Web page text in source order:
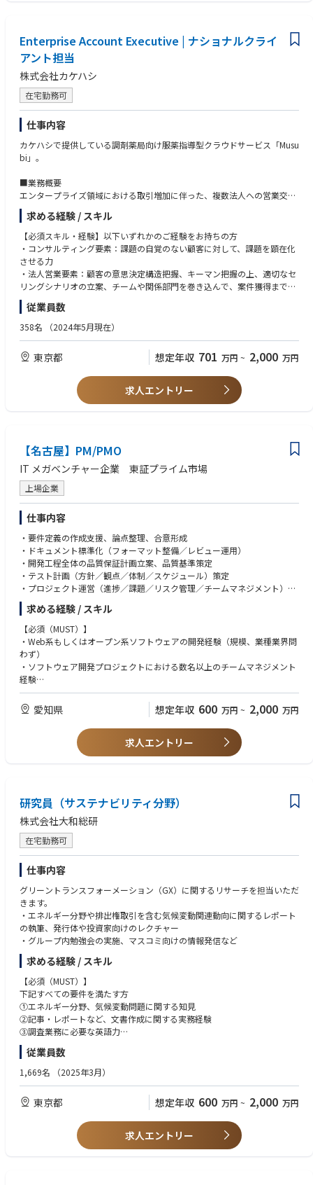
■自律思考型 AIエージェントを目指した戦略立案から コンサルティングま
でワンストップで提供
Gen-AX株式会社では、自社データを活用して賢く育てていく、照会応答を
支援するプロダクトである『X-Boost（クロスブースト）』の提供に加
え、自律思考型AIの音声応対ソリューション『X-Ghost（クロスゴース
ト）』の正式提供を開始しました。（2025年11月）
自律思考型 企業向けAIエージェントのサービス開発／提供とともに、業務
に組み込んでいく際に必要となるAI時代に適した「業務刷新の戦略／ロー
ドマップの策定、生成AI ReadyなKPIの設計・データモデルの設計、組織
設計」のコンサルティングサービスを一気通貫で提供いたします。
■ナレッジ伴走型AIオペレーター 『X-Boost（クロスブースト）』
金融、小売り／サービス、製造業を中心としたコンタクトセンターなどの
問い合わせ業務において複雑なB to B to Cの照会応答業務の効率化を目的
とした、生成AI SaaSプラットフォームです。
X-Boost プロダクトページ
https://x-boost.gen-ax.co.jp/
■自律型AIオペレーター『X-Ghost（クロスゴースト）』
自律型AIオペレーター『X-Ghost（クロスゴースト）』の正式提供を開始
しました。（2025年11月）コンタクトセンターにおけるさまざまな問い
合わせに対し、AIオペレーターとして自律思考型で、人間らしい自然な会
話で音声対話を行い、人間のオペレーターと共に企業の価値貢献を担うこ
X-Ghost プレスリリース
https://www.gen-ax.co.jp/news/press/20251110-01/
【Mission・Value】
■Value
Authentic：本質の追求をあきらめない
Proactive：全員が前のめりに共創する
Asobi：余白に目を向けて遊び心を持ち続ける
“Mission・Value”に込められた想い：砂金CEOインタビュー
https://note.com/gen_ax/n/n02385df11d33
Enterprise Account Executive | ナショナルクライ
アント担当
株式会社カケハシ
在宅勤務可
仕事内容
カケハシで提供している調剤薬局向け服薬指導型クラウドサービス「Musu
bi」。
■業務概要
エンタープライズ領域における取引増加に伴った、複数法人への営業交
渉、ナーチャリング掘り起こし、リード開拓を行う業務となります。大手
法人の課題や意思決定構造を把握の上、導入プロジェクトを見据えながら
各種条件の交渉を行い、成約まで担当いただきます。社内外ともに関係者
も多く、複数関係者との調整能力や柔軟なコミュニケーション能力、およ
び交渉力が求められる業務です。
■具体的な業務
・トップ層/現場のチャネルを使った実態把握とアカウントプランの作成
・顧客へのヒヤリングを通じた最適な提案と条件交渉
・導入プロジェクトへのスムーズなハンドオーバー
■配属チームについて
lesチーム(10名弱)へ配属を予定しています。
チームメンバーの経歴は、大手ITコンサルタントや大手総合商社出身者、
求める経験 / スキル
【必須スキル・経験】以下いずれかのご経験をお持ちの方
・コンサルティング要素：課題の自覚のない顧客に対して、課題を顕在化
させる力
・法人営業要素：顧客の意思決定構造把握、キーマン把握の上、適切なセ
リングシナリオの立案、チームや関係部門を巻き込んで、案件獲得までが
できる力。既存だけでなく新規営業経験は必須。
・セールスマネジメント：パイプラインの把握から、適切なリード開拓か
ら商談プロセスまでのアクションプランを設計できる力
プラクティスの標準化などが立案遂行できる力
【歓迎スキル・経験】
・Vertical SaaS事業における大型案件営業の経験
・業務系アプリケーション領域の営業経験
・複数関係者との調整に苦手意識のない方
・全体目標を理解した上で、現実的なアクションを想定し、実践できる方
・自律自走ができる方
・ヘルスケア／医療領域の現場課題解決に意欲のある方
・社会への貢献意欲が高い方
・スタートアップでのキャリアへの意向が強い方
従業員数
358名 （2024年5月現在）
東京都 想定年収 701 万円 ~ 2,000 万円
求人エントリー
【名古屋】PM/PMO
IT メガベンチャー企業 東証プライム市場
上場企業
仕事内容
・要件定義の作成支援、論点整理、合意形成
・ドキュメント標準化（フォーマット整備／レビュー運用）
・開発工程全体の品質保証計画立案、品質基準策定
・テスト計画（方針／観点／体制／スケジュール）策定
・プロジェクト運営（進捗／課題／リスク管理／チームマネジメント）
・品質／ユーザビリティ向上の改善提案、施策推進
・AI活用戦略の企画、導入推進、運用設計
求める経験 / スキル
【必須（MUST）】
・Web系もしくはオープン系ソフトウェアの開発経験（規模、業種業界問
わず）
・ソフトウェア開発プロジェクトにおける数名以上のチームマネジメント
経験
【歓迎（WANT）】
・プロジェクトマネジメント経験
・お客様との折衝経験、交渉経験
・SI系のソフトウェア開発プロジェクトに携わった経験（言語問わず）
愛知県 想定年収 600 万円 ~ 2,000 万円
求人エントリー
研究員（サステナビリティ分野）
株式会社大和総研
在宅勤務可
仕事内容
グリーントランスフォーメーション（GX）に関するリサーチを担当いただ
きます。
・エネルギー分野や排出権取引を含む気候変動関連動向に関するレポート
の執筆、発行体や投資家向けのレクチャー
・グループ内勉強会の実施、マスコミ向けの情報発信など
求める経験 / スキル
【必須（MUST）】
下記すべての要件を満たす方
①エネルギー分野、気候変動問題に関する知見
②記事・レポートなど、文書作成に関する実務経験
③調査業務に必要な英語力
【歓迎（WANT）】
①環境分野での業務経験
ンサルタント、環境系NPOでの職務経験、企業のCSRや総務部門で環境負
荷の計測経験など
②データ分析に関するスキル
③金融・経済に対する興味・関心
従業員数
1,669名 （2025年3月）
東京都 想定年収 600 万円 ~ 2,000 万円
求人エントリー